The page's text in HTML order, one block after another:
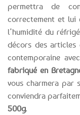
permettra de
correctement et lui
l’humidité du
décors des articles
contemporaine
fabriqué en
vous charmera par
conviendra
500g.